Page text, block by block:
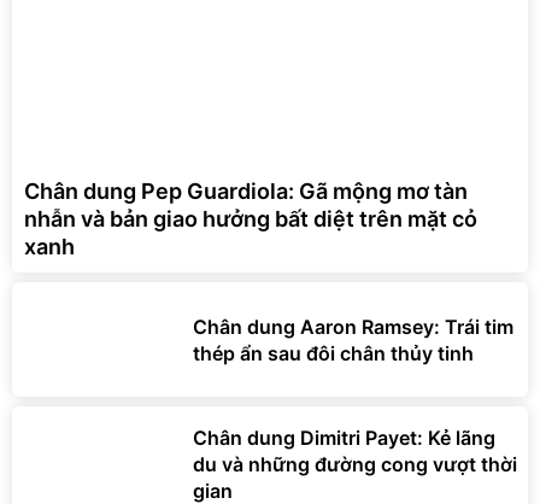
Chân dung Pep Guardiola: Gã mộng mơ tàn
nhẫn và bản giao hưởng bất diệt trên mặt cỏ
xanh
Chân dung Aaron Ramsey: Trái tim
thép ẩn sau đôi chân thủy tinh
Chân dung Dimitri Payet: Kẻ lãng
du và những đường cong vượt thời
gian